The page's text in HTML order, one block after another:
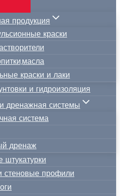
продукция
краски
краски и лаки
и гидроизоляция
дренажная системы
система
дренаж
штукатурки
стеновые профили